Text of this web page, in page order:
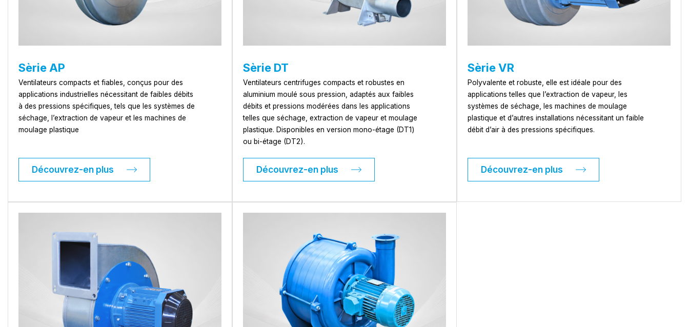
Sèrie AP
Ventilateurs compacts et fiables, conçus pour des
applications industrielles nécessitant de faibles débits
à des pressions spécifiques, tels que les systèmes de
séchage, l’extraction de vapeur et les machines de
moulage plastique
Découvrez-en plus
Sèrie DT
Ventilateurs centrifuges compacts et robustes en
aluminium moulé sous pression, adaptés aux faibles
débits et pressions modérées dans les applications
telles que séchage, extraction de vapeur et moulage
plastique. Disponibles en version mono-étage (DT1)
ou bi-étage (DT2).
Découvrez-en plus
Sèrie VR
Polyvalente et robuste, elle est idéale pour des
applications telles que l’extraction de vapeur, les
systèmes de séchage, les machines de moulage
plastique et d’autres installations nécessitant un faible
débit d’air à des pressions spécifiques.
Découvrez-en plus